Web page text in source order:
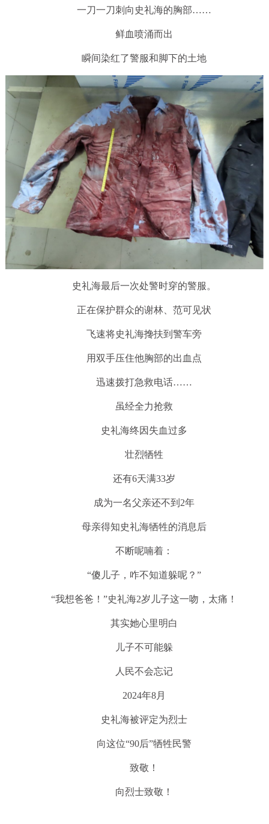
一刀一刀刺向史礼海的胸部……
鲜血喷涌而出
瞬间染红了警服和脚下的土地
史礼海最后一次处警时穿的警服。
正在保护群众的谢林、范可见状
飞速将史礼海搀扶到警车旁
用双手压住他胸部的出血点
迅速拨打急救电话……
虽经全力抢救
史礼海终因失血过多
壮烈牺牲
还有6天满33岁
成为一名父亲还不到2年
母亲得知史礼海牺牲的消息后
不断呢喃着：
“傻儿子，咋不知道躲呢？”
“我想爸爸！”史礼海2岁儿子这一吻，太痛！
其实她心里明白
儿子不可能躲
人民不会忘记
2024年8月
史礼海被评定为烈士
向这位“90后”牺牲民警
致敬！
向烈士致敬！